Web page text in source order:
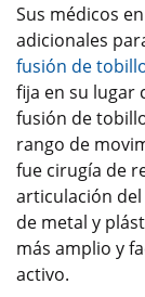
Sus médicos
adicionales
fusión de
fija en su lugar
fusión de
rango de
fue cirugía de
articulación
de metal y
más amplio y
activo.